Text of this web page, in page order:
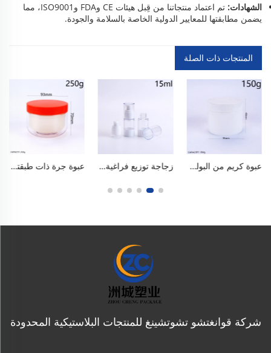
الشهادات:
تم اعتماد منتجاتنا من قِبل هيئات CE وFDA وISO9001، مما
يضمن مطابقتها للمعايير الدولية الخاصة بالسلامة والجودة.
المنتجات ذات الصلة
عبوة كريم من البولي بروبلين سعة ١٥٠ مل (٥ أونصات) ذات طبقتين، عبوة كريم للوجه، عبوة كريم للعين، عبوة كريم للوجه، عبوة توزيع كريم، عبوة قابلة للحمل ومصنوعة من بولي بروبلين آمنة للاستخدام مع الأغذية وخالية من مادة البيسفينول أ (BPA)، ذات تصميم مكوّن من طبقتين، محكمة الإغلاق ومنع التسرب، مناسبة للسفر وكميات العيّنات، حاوية لتوزيع منتجات العناية بالبشرة والتجميل زجاجة توزيع فراغية سعة ١٥ مل / ٠٫٥ أونصة، مصنوعة من مادة البولي بروبيلين (PP) الغذائية الخالية من مادة البيسفينول أ (BPA)، فارغة للاستخدام في مستحضرات التجميل أثناء السفر. بتصميم ضغط فراغي، محكمة الإغلاق ومنع التسرب، ومضادة للأكسدة وانعكاس التدفق. جسم شفاف وغطاء واقٍ من الغبار. مدمجة وسهلة الحمل، تحكم دقيق في الجرعة، قابلة لإعادة الاستخدام ومتينة. عبوة جرة ذات طبقتين سعة ٢٥٠ مل / ٨ أونصة مصنوعة من البولي إيثيلين تيريفثاليت (PET)، ذات فم عريض وقابلة للتعبئة الساخنة، ومزودة بطقم داخلي قابل للاستبدال. آمنة للاستخدام الغذائي وخالية من مادة البيسفينول أ (BPA)، ومحكمة الإغلاق ومنع التسرب ومضادة للأكسدة، ذات هيكل شفاف وغطاء لامع بلون واحد أو متعدد الألوان. متينة، ويمكن إعادة استخدامها بسهولة وتنظيفها بيسر، وتصلح للكريمات المرطبة للوجه واللوشن
شركة قوانغتشو تشوتشينغ للمنتجات البلاستيكية المحدودة